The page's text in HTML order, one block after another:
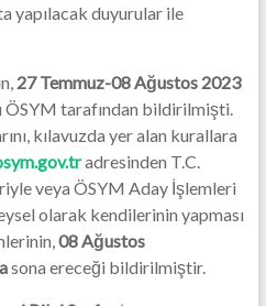
yapılacak duyurular ile
27 Temmuz-08 Ağustos 2023
ÖSYM tarafından bildirilmişti.
kılavuzda yer alan kurallara
adresinden T.C.
veya ÖSYM Aday İşlemleri
olarak kendilerinin yapması
08 Ağustos
sona ereceği bildirilmiştir.